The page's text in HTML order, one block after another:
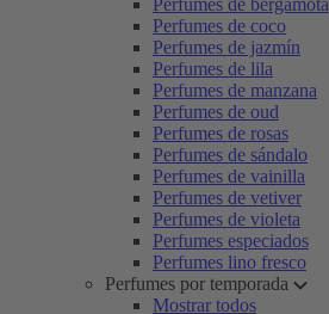
Perfumes de bergamota
Perfumes de coco
Perfumes de jazmín
Perfumes de lila
Perfumes de manzana
Perfumes de oud
Perfumes de rosas
Perfumes de sándalo
Perfumes de vainilla
Perfumes de vetiver
Perfumes de violeta
Perfumes especiados
Perfumes lino fresco
Perfumes por temporada
Mostrar todos